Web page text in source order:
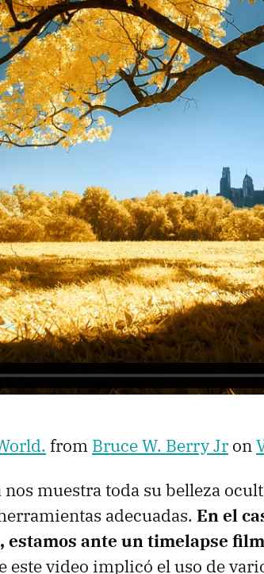
from Bruce W. Berry Jr on
nos muestra toda su belleza
adecuadas. En el
estamos ante un timelapse
este video implicó el uso de